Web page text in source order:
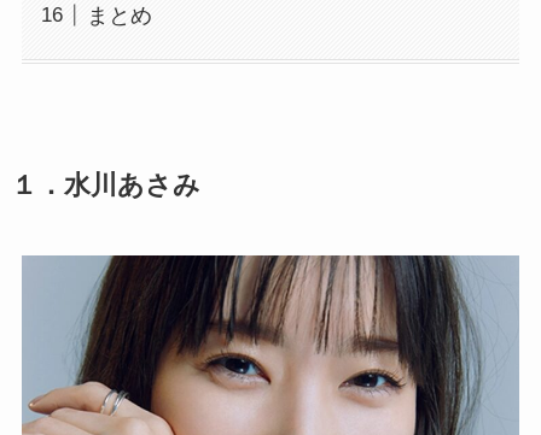
まとめ
１．水川あさみ